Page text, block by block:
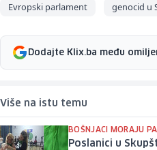
Evropski parlament genocid u
Dodajte Klix.ba među
Više na istu temu
BOŠNJACI MORAJU
Poslanici u